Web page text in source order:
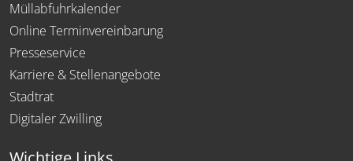
Müllabfuhrkalender
Online Terminvereinbarung
Presseservice
Karriere & Stellenangebote
Stadtrat
Digitaler Zwilling